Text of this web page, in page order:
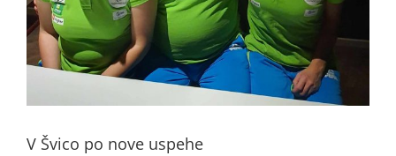
V Švico po nove uspehe